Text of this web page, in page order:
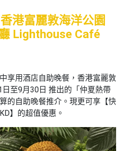
港富麗敦海洋公園
Lighthouse Café
享用酒店自助晚餐，香港富麗敦
至9月30日 推出的「仲夏熱帶
的自助晚餐推介。現更可享【快
】的超值優惠。